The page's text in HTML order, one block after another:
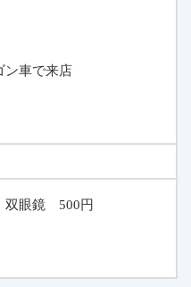
ン車で来店
双眼鏡 500円